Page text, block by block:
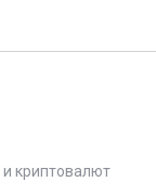
криптовалют